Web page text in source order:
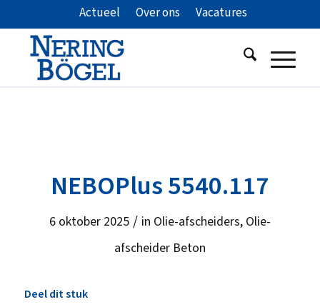
Actueel Over ons Vacatures
NEBOPlus 5540.117
6 oktober 2025 / in Olie-afscheiders, Olie-
afscheider Beton
Deel dit stuk